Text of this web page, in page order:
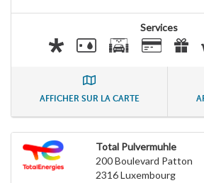
Services
AFFICHER SUR LA CARTE
Total Pulvermuhle
200 Boulevard Patton
2316Luxembourg